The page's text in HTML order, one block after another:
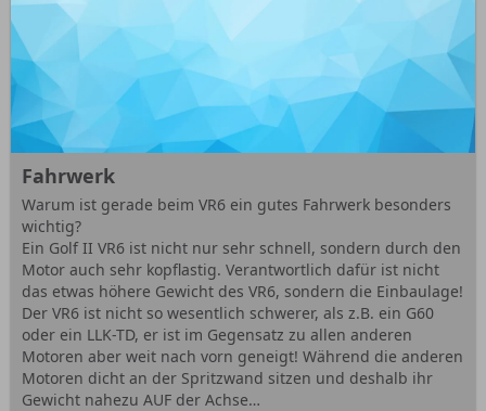
Fahrwerk
Warum ist gerade beim VR6 ein gutes Fahrwerk besonders
wichtig?
Ein Golf II VR6 ist nicht nur sehr schnell, sondern durch den
Motor auch sehr kopflastig. Verantwortlich dafür ist nicht
das etwas höhere Gewicht des VR6, sondern die Einbaulage!
Der VR6 ist nicht so wesentlich schwerer, als z.B. ein G60
oder ein LLK-TD, er ist im Gegensatz zu allen anderen
Motoren aber weit nach vorn geneigt! Während die anderen
Motoren dicht an der Spritzwand sitzen und deshalb ihr
Gewicht nahezu AUF der Achse…